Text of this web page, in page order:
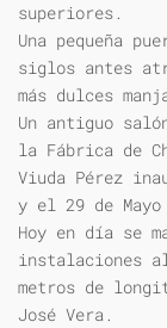
superiores.
Una pequeña
siglos antes
más dulces
Un antiguo
la Fábrica de
Viuda Pérez
y el 29 de Mayo
Hoy en día se
instalaciones
metros de
José Vera.